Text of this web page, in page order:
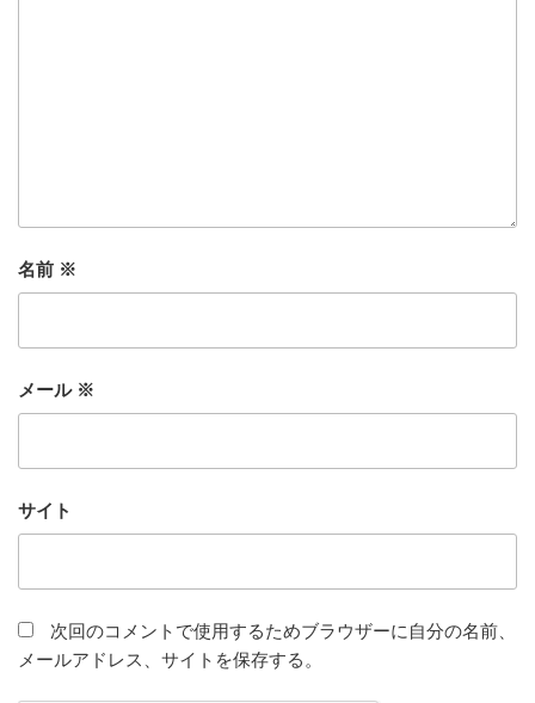
名前 ※
メール ※
サイト
次回のコメントで使用するためブラウザーに自分の名前、
メールアドレス、サイトを保存する。